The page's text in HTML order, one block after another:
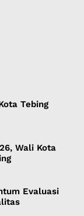
Tebing
Wali Kota
Evaluasi